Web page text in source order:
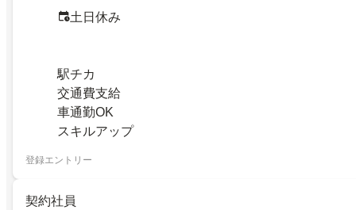
土日休み
駅チカ
交通費支給
車通勤OK
スキルアップ
登録エントリー
契約社員